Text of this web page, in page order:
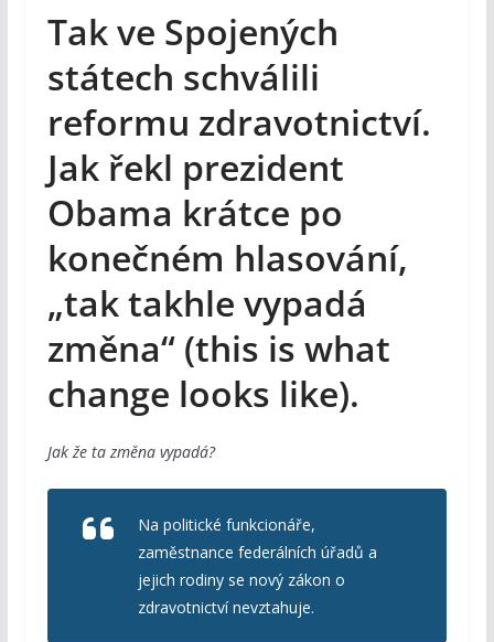
Tak ve Spojených
státech schválili
reformu zdravotnictví.
Jak řekl prezident
Obama krátce po
konečném hlasování,
„tak takhle vypadá
změna“ (this is what
change looks like).
Jak že ta změna vypadá?
Na politické funkcionáře,
zaměstnance federálních úřadů a
jejich rodiny se nový zákon o
zdravotnictví nevztahuje.